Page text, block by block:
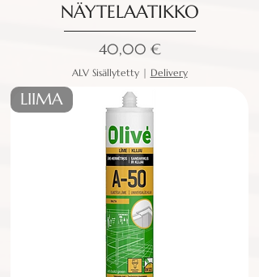
NÄYTELAATIKKO
Hinta
40,00 €
ALV Sisällytetty| Delivery
LIIMA